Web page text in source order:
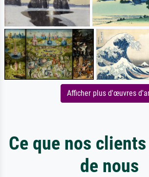
Afficher plus d'œuvres
Ce que nos
de nous